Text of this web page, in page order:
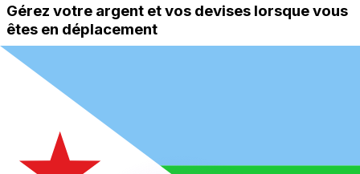
Gérez votre argent et vos devises lorsque vous
êtes en déplacement
L'application Xe réunit toutes les fonctionnalités
nécessaires pour vos transferts d'argent internationaux
et la gestion de vos devises. Convertissez des devises,
programmez des alertes de taux et transférez de
l'argent à l'étranger sans frais cachés. Téléchargez
l'application dès aujourd'hui !